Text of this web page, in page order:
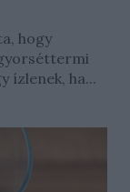
hogy
ízlenek, ha...